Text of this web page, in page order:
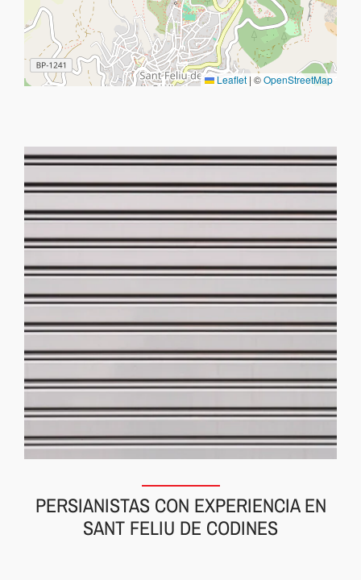
Leaflet | ©OpenStreetMap
PERSIANISTAS CON EXPERIENCIA EN
SANT FELIU DE CODINES